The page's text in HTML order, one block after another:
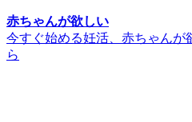
赤ちゃんが欲しい
今すぐ始める妊活、赤ちゃんが
ら